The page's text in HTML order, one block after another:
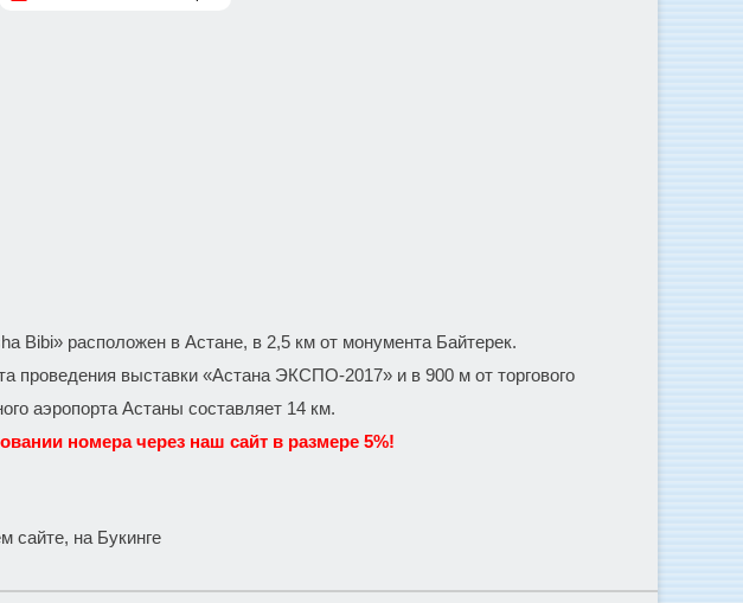
Bibi» расположен в Астане, в 2,5 км от монумента Байтерек.
проведения выставки «Астана ЭКСПО-2017» и в 900 м от торгового
аэропорта Астаны составляет 14 км.
номера через наш сайт в размере 5%!
сайте, на Букинге